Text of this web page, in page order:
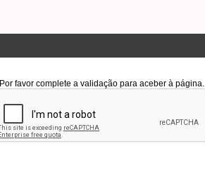
Por favor complete a validação para aceber à página.